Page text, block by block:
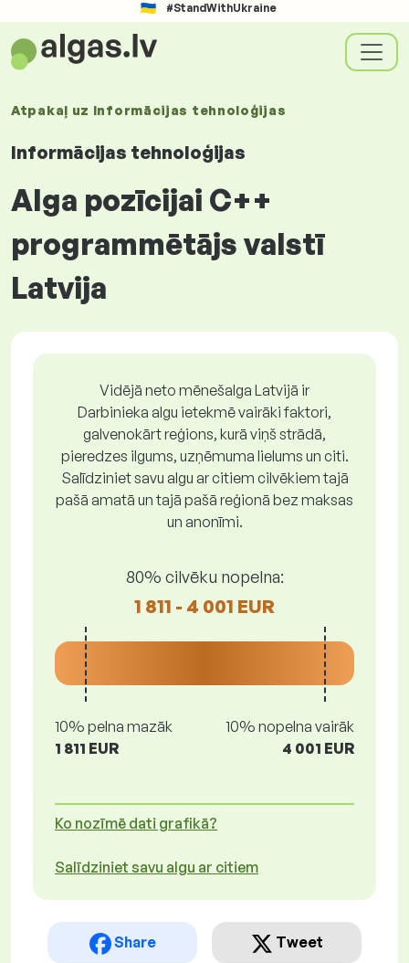
#StandWithUkraine
Atpakaļ uz Informācijas tehnoloģijas
Informācijas tehnoloģijas
Alga pozīcijai C++
programmētājs valstī
Latvija
Vidējā neto mēnešalga Latvijā ir
Darbinieka algu ietekmē vairāki faktori,
galvenokārt reģions, kurā viņš strādā,
pieredzes ilgums, uzņēmuma lielums un citi.
Salīdziniet savu algu ar citiem cilvēkiem tajā
pašā amatā un tajā pašā reģionā bez maksas
un anonīmi.
80% cilvēku nopelna:
1 811 - 4 001 EUR
10% pelna mazāk
1 811 EUR
10% nopelna vairāk
4 001 EUR
Ko nozīmē dati grafikā?
Salīdziniet savu algu ar citiem
Share Tweet